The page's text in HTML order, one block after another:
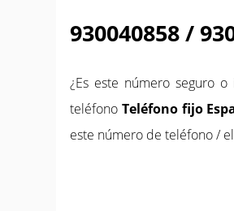
930040858 /
¿Es este número seguro
teléfono Teléfono fijo
este número de teléfono /